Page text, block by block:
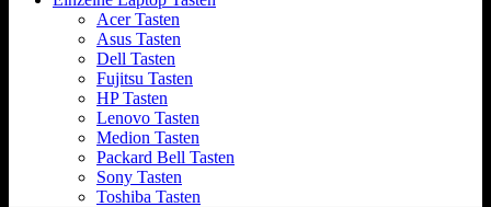
Acer Tasten
Asus Tasten
Dell Tasten
Fujitsu Tasten
HP Tasten
Lenovo Tasten
Medion Tasten
Packard Bell Tasten
Sony Tasten
Toshiba Tasten